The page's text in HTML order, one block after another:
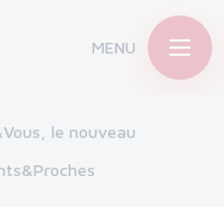
MENU
le nouveau